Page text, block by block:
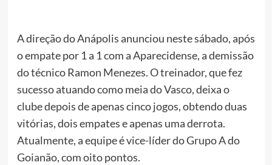
A direção do Anápolis anunciou neste sábado, após
o empate por 1 a 1 com a Aparecidense, a demissão
do técnico Ramon Menezes. O treinador, que fez
sucesso atuando como meia do Vasco, deixa o
clube depois de apenas cinco jogos, obtendo duas
vitórias, dois empates e apenas uma derrota.
Atualmente, a equipe é vice-líder do Grupo A do
Goianão, com oito pontos.